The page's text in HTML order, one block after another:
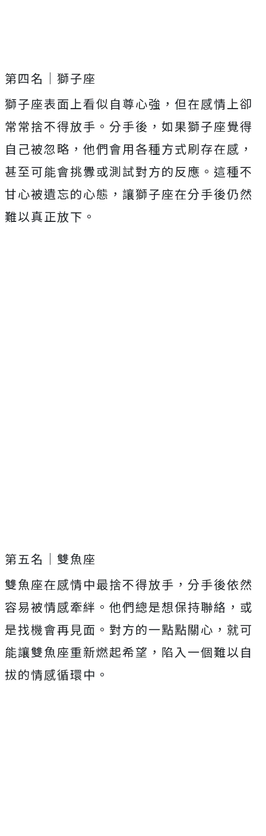
第四名｜獅子座
獅子座表面上看似自尊心強，但在感情上卻
常常捨不得放手。分手後，如果獅子座覺得
自己被忽略，他們會用各種方式刷存在感，
甚至可能會挑釁或測試對方的反應。這種不
甘心被遺忘的心態，讓獅子座在分手後仍然
難以真正放下。
第五名｜雙魚座
雙魚座在感情中最捨不得放手，分手後依然
容易被情感牽絆。他們總是想保持聯絡，或
是找機會再見面。對方的一點點關心，就可
能讓雙魚座重新燃起希望，陷入一個難以自
拔的情感循環中。